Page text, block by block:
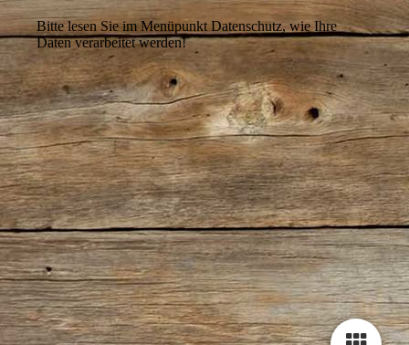
Bitte lesen Sie im Menüpunkt Datenschutz, wie Ihre
Daten verarbeitet werden!